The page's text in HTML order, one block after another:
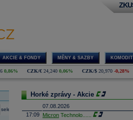
AKCIE & FONDY MĚNY & SAZBY
0,86% CZK/€ 24,240 0,06% CZK/$ 20,970 -0,28%
select
Horké zprávy - Akcie
07.08.2026
17:09 Micron Technolo